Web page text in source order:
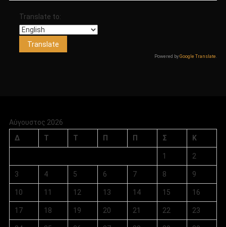
Translate to:
Powered byGoogle Translate .
Αύγουστος 2026
Δ
Τ Τ Π Π Σ Κ
1 2
3 4 5 6 7 8 9
10 11 12 13 14 15 16
17 18 19 20 21 22 23